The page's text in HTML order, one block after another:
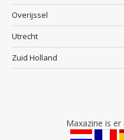
Overijssel
Utrecht
Zuid Holland
Maxazine is